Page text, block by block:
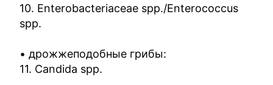
10. Enterobacteriaceae spp./Enterococcus
spp.
• дрожжеподобные грибы:
11. Candida spp.